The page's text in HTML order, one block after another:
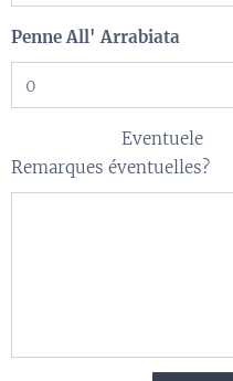
Penne All' Arrabiata
Eventuele
Remarques éventuelles?